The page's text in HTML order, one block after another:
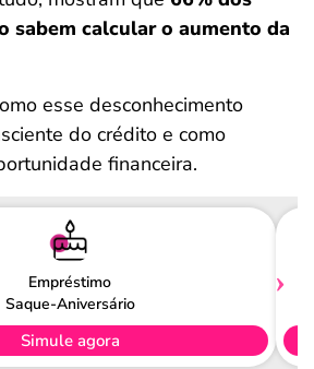
sabem calcular o aumento da
esse desconhecimento
do crédito e como
financeira.
Empréstimo
Saque-Aniversário
Simule agora